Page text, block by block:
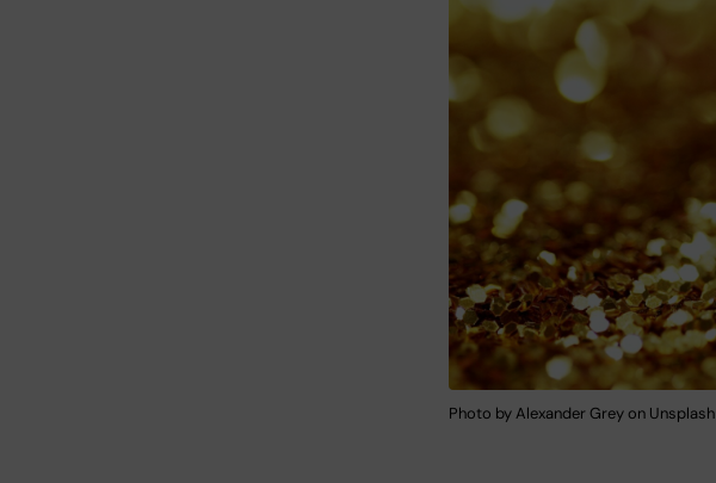
Photo by Alexander Grey on Unsplash